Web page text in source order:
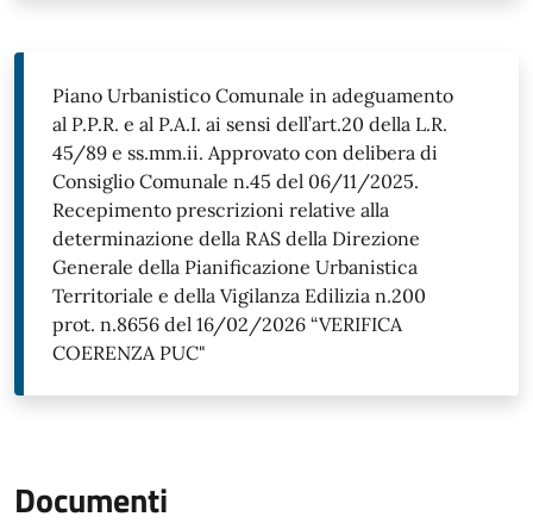
Piano Urbanistico Comunale in adeguamento
al P.P.R. e al P.A.I. ai sensi dell’art.20 della L.R.
45/89 e ss.mm.ii. Approvato con delibera di
Consiglio Comunale n.45 del 06/11/2025.
Recepimento prescrizioni relative alla
determinazione della RAS della Direzione
Generale della Pianificazione Urbanistica
Territoriale e della Vigilanza Edilizia n.200
prot. n.8656 del 16/02/2026 “VERIFICA
COERENZA PUC"
Documenti